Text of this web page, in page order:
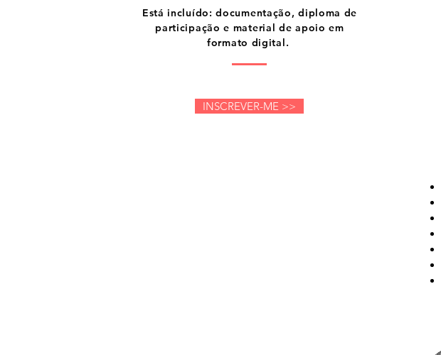
​Está incluído: documentação, diploma de
participação e material de apoio em
formato digital.
INSCREVER-ME >>